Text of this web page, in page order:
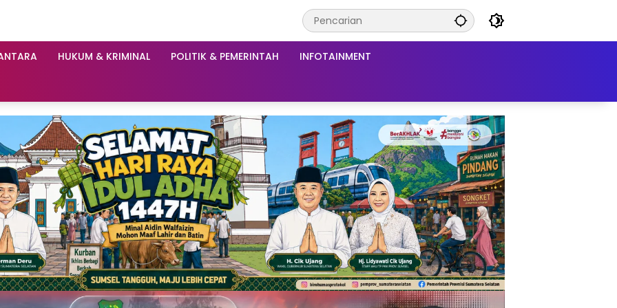
HUKUM & KRIMINAL POLITIK & PEMERINTAH INFOTAINMENT